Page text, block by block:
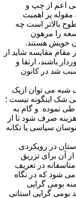
اعم از چپ و
پر اهمیت
بالاتر است چه
را مرهون
خویش هستند.
مقایسه شاید از
باشند، ارتقا و
شد در کانون
شبه می توان ازیک
شک اینگونه نیست ؛
طی نموده و گام به
صرف شود تا از
سیاسی یا تکانه
در رویکردی
آن برای تزریق
در تعریف
می شود که در نگاه
بومی گرایی
بومی گرایی استانی